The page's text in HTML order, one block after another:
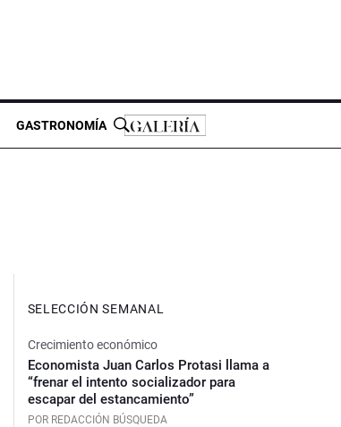
GASTRONOMÍA
SELECCIÓN SEMANAL
Crecimiento económico
Economista Juan Carlos Protasi llama a
“frenar el intento socializador para
escapar del estancamiento”
POR REDACCIÓN BÚSQUEDA